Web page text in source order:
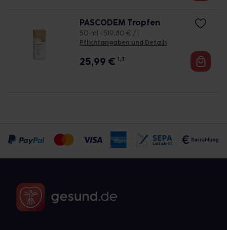
PASCODEM Tropfen
50 ml • 519,80 € / l
Pflichtangaben und Details
25,99 € 1, 3